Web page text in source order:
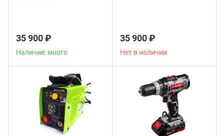
35 900 ₽
Наличие: много
35 900 ₽
Нет в наличии